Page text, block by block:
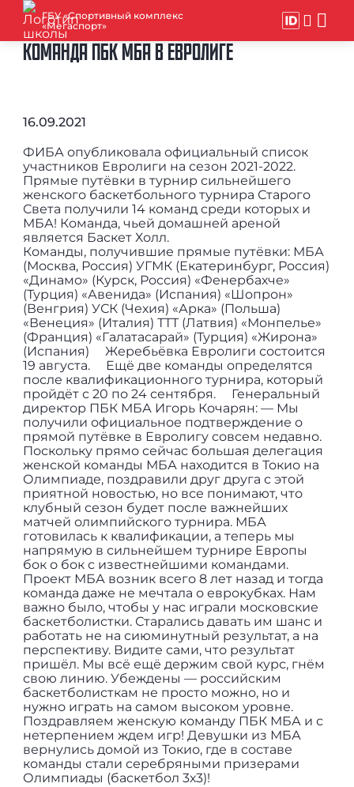
ГБУ «Спортивный комплекс
«Мегаспорт»
КОМАНДА ПБК МБА В ЕВРОЛИГЕ
16.09.2021
ФИБА опубликовала официальный список
участников Евролиги на сезон 2021-2022. ⠀
Прямые путёвки в турнир сильнейшего
женского баскетбольного турнира Старого
Света получили 14 команд среди которых и
МБА! Команда, чьей домашней ареной
является Баскет Холл. ⠀
Команды, получившие прямые путёвки: МБА
(Москва, Россия) УГМК (Екатеринбург, Россия)
«Динамо» (Курск, Россия) «Фенербахче»
(Турция) «Авенида» (Испания) «Шопрон»
(Венгрия) УСК (Чехия) «Арка» (Польша)
«Венеция» (Италия) ТТТ (Латвия) «Монпелье»
(Франция) «Галатасарай» (Турция) «Жирона»
(Испания) ⠀ Жеребьёвка Евролиги состоится
19 августа. ⠀ Ещё две команды определятся
после квалификационного турнира, который
пройдёт с 20 по 24 сентября. ⠀ Генеральный
директор ПБК МБА Игорь Кочарян: — Мы
получили официальное подтверждение о
прямой путёвке в Евролигу совсем недавно.
Поскольку прямо сейчас большая делегация
женской команды МБА находится в Токио на
Олимпиаде, поздравили друг друга с этой
приятной новостью, но все понимают, что
клубный сезон будет после важнейших
матчей олимпийского турнира. МБА
готовилась к квалификации, а теперь мы
напрямую в сильнейшем турнире Европы
бок о бок с известнейшими командами.
Проект МБА возник всего 8 лет назад и тогда
команда даже не мечтала о еврокубках. Нам
важно было, чтобы у нас играли московские
баскетболистки. Старались давать им шанс и
работать не на сиюминутный результат, а на
перспективу. Видите сами, что результат
пришёл. Мы всё ещё держим свой курс, гнём
свою линию. Убеждены — российским
баскетболисткам не просто можно, но и
нужно играть на самом высоком уровне. ⠀
Поздравляем женскую команду ПБК МБА и с
нетерпением ждем игр! Девушки из МБА
вернулись домой из Токио, где в составе
команды стали серебряными призерами
Олимпиады (баскетбол 3х3)!